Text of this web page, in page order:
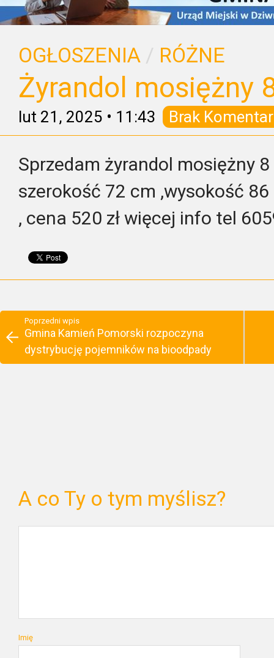
OGŁOSZENIA / RÓŻNE
Żyrandol mosiężny
lut 21, 2025 • 11:43 Brak
Sprzedam żyrandol mosiężny
szerokość 72 cm ,wysokość 86
, cena 520 zł więcej info tel
Poprzedni wpis
Gmina Kamień Pomorski rozpoczyna
dystrybucję pojemników na bioodpady
A co Ty o tym myślisz?
Imię